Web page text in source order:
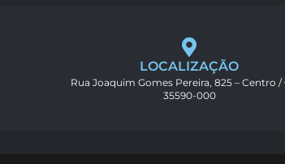
LOCALIZAÇÃO
Rua Joaquim Gomes Pereira, 825 – Centro /
35590-000